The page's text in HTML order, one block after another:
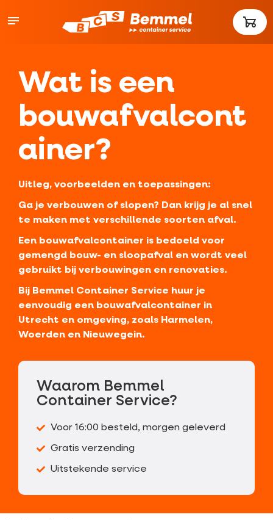
Wat is een
bouwafvalcont
ainer?
Uitleg, voorbeelden en toepassingen:
Ga je verbouwen of slopen? Dan krijg je al snel
te maken met verschillende soorten afval.
Een bouwafvalcontainer is bedoeld voor
gemengd bouw- en sloopafval en wordt veel
gebruikt bij verbouwingen en renovaties.
Bij Bemmel Container Service huur je
eenvoudig een bouwafvalcontainer in
Utrecht en omgeving, zoals Harmelen,
Woerden en Nieuwegein.
Waarom Bemmel
Container Service?
Voor 16:00 besteld, morgen geleverd
Gratis verzending
Uitstekende service